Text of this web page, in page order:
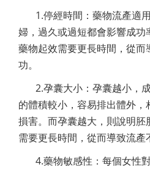
1.停經時間：藥物流產適
婦，過久或過短都會影響成功
藥物起效需要更長時間，從
功。
2.孕囊大小：孕囊越小，
的體積較小，容易排出體外
損害。而孕囊越大，則說明胚
需要更長時間，從而導致流產
4.藥物敏感性：每個女性